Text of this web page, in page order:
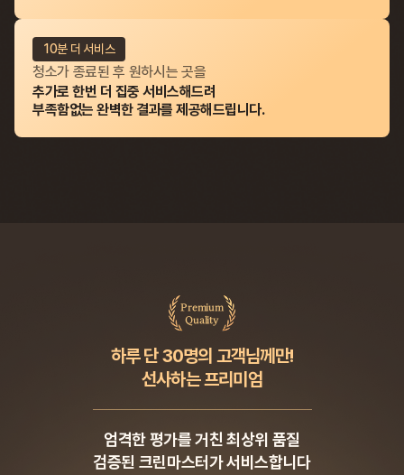
10분 더 서비스
청소가 종료된 후 원하시는 곳을
추가로 한번 더 집중 서비스해드려
부족함없는 완벽한 결과를 제공해드립니다.
Premium
Quality
하루 단 30명의 고객님께만!
선사하는 프리미엄
엄격한 평가를 거친 최상위 품질
검증된 크린마스터가 서비스합니다